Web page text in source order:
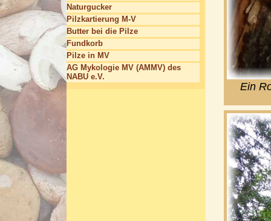
Ein
Naturgucker
Pilzkartierung M-V
Butter bei die Pilze
Fundkorb
Pilze in MV
AG Mykologie MV (AMMV) des
NABU e.V.